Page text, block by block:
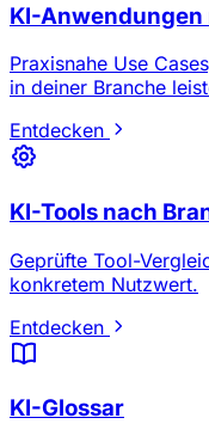
KI-Anwendungen
Praxisnahe Use
in deiner Branche
Entdecken
KI-Tools nach
Geprüfte Tool-
konkretem Nutzwert.
Entdecken
KI-Glossar